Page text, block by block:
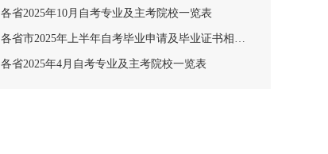
各省2025年10月自考专业及主考院校一览表
各省市2025年上半年自考毕业申请及毕业证书相关安排汇总
各省2025年4月自考专业及主考院校一览表